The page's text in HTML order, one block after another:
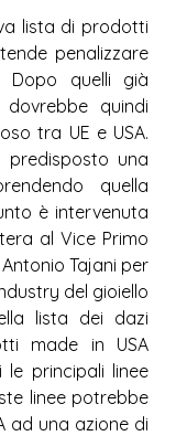
lista di prodotti
penalizzare
Dopo quelli già
quindi
tra UE e USA.
predisposto una
quella
è intervenuta
al Vice Primo
Tajani per
del gioiello
lista dei dazi
made in USA
le principali linee
linee potrebbe
ad una azione di